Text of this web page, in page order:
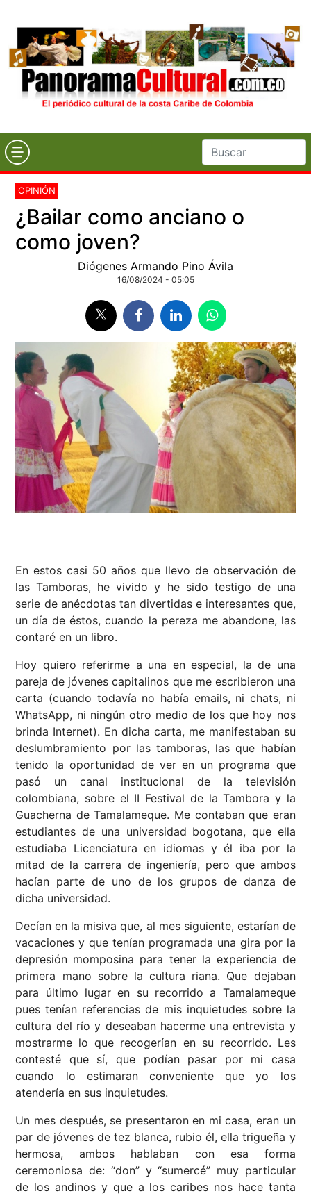
OPINIÓN
¿Bailar como anciano o
como joven?
Diógenes Armando Pino Ávila
16/08/2024 - 05:05
En estos casi 50 años que llevo de observación de
las Tamboras, he vivido y he sido testigo de una
serie de anécdotas tan divertidas e interesantes que,
un día de éstos, cuando la pereza me abandone, las
contaré en un libro.
Hoy quiero referirme a una en especial, la de una
pareja de jóvenes capitalinos que me escribieron una
carta (cuando todavía no había emails, ni chats, ni
WhatsApp, ni ningún otro medio de los que hoy nos
brinda Internet). En dicha carta, me manifestaban su
deslumbramiento por las tamboras, las que habían
tenido la oportunidad de ver en un programa que
pasó un canal institucional de la televisión
colombiana, sobre el II Festival de la Tambora y la
Guacherna de Tamalameque. Me contaban que eran
estudiantes de una universidad bogotana, que ella
estudiaba Licenciatura en idiomas y él iba por la
mitad de la carrera de ingeniería, pero que ambos
hacían parte de uno de los grupos de danza de
dicha universidad.
Decían en la misiva que, al mes siguiente, estarían de
vacaciones y que tenían programada una gira por la
depresión momposina para tener la experiencia de
primera mano sobre la cultura riana. Que dejaban
para último lugar en su recorrido a Tamalameque
pues tenían referencias de mis inquietudes sobre la
cultura del río y deseaban hacerme una entrevista y
mostrarme lo que recogerían en su recorrido. Les
contesté que sí, que podían pasar por mi casa
cuando lo estimaran conveniente que yo los
atendería en sus inquietudes.
Un mes después, se presentaron en mi casa, eran un
par de jóvenes de tez blanca, rubio él, ella trigueña y
hermosa, ambos hablaban con esa forma
ceremoniosa de: “don” y “sumercé” muy particular
de los andinos y que a los caribes nos hace tanta